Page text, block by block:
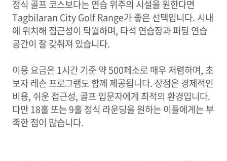
정식 골프 코스보다는 연습 위주의 시설을 원한다면
Tagbilaran City Golf Range가 좋은 선택입니다. 시내
에 위치해 접근성이 탁월하며, 타석 연습장과 퍼팅 연습
공간이 잘 갖춰져 있습니다.
이용 요금은 1시간 기준 약 500페소로 매우 저렴하며, 초
보자 레슨 프로그램도 함께 제공됩니다. 장점은 경제적인
비용, 쉬운 접근성, 골프 입문자에게 최적의 환경입니다.
다만 18홀 또는 9홀 정식 라운딩을 원하는 이들에게는 부
족한 점이 많습니다.